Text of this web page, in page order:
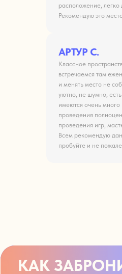
расположение, легко
Рекомендую это
АРТУР С.
Классное
встречаемся там
и менять место не
уютно, не шумно,
имеются очень много
проведения
проведения игр,
Всем рекомендую
пробуйте и не